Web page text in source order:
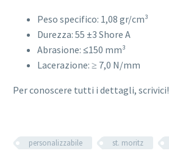
Peso specifico: 1,08 gr/cm³
Durezza: 55 ±3 Shore A
Abrasione: ≤150 mm³
Lacerazione: ≥ 7,0 N/mm
Per conoscere tutti i dettagli, scrivici!
personalizzabile st. moritz